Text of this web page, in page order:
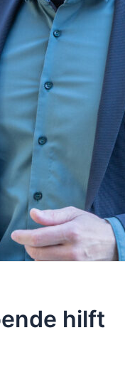
hilft